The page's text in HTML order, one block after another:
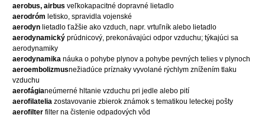
aerobus, airbus veľkokapacitné dopravné lietadlo
aerodróm letisko, spravidla vojenské
aerodyn lietadlo ťažšie ako vzduch, napr. vrtuľník alebo lietadlo
aerodynamický prúdnicový, prekonávajúci odpor vzduchu; týkajúci sa
aerodynamiky
aerodynamika náuka o pohybe plynov a pohybe pevných telies v plynoch
aeroembolizmusnežiadúce príznaky vyvolané rýchlym znížením tlaku
vzduchu
aerofágianeúmerné hltanie vzduchu pri jedle alebo pití
aerofilatelia zostavovanie zbierok známok s tematikou leteckej pošty
aerofilter filter na čistenie odpadových vôd